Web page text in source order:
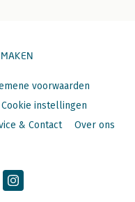
voorwaarden
Cookie instellingen
& Contact Over ons